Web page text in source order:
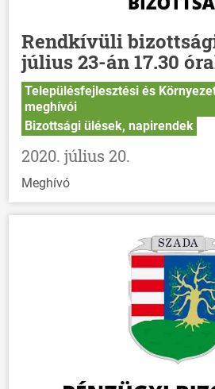
Rendkívüli
július 23-án 17.30
Településfejlesztési és
meghívói
Bizottsági ülések, napirendek
2020. július 20.
Meghívó